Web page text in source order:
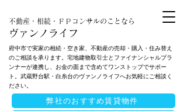
府中市で実家の相続・空き家、不動産の売却・購入・住み替え
のご相談を承ります。宅地建物取引士とファイナンシャルプラ
ンナーが連携し、お金の面まで含めてワンストップでサポー
ト。武蔵野台駅・白糸台のヴァンノライフへお気軽にご相談く
ださい。
ヴァンノライフ
不動産・相続・ＦＰコンサルのことなら
弊社のおすすめ賃貸物件